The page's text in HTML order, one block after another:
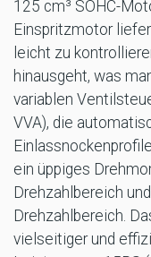
125 cm³ SOHC-
Einspritzmotor
leicht zu
hinausgeht, was
variablen
VVA), die
ein üppiges
Drehzahlbereich
Drehzahlbereich.
vielseitiger und